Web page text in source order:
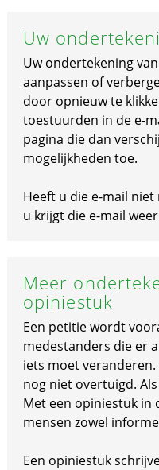
Uw
Uw ondertekening
aanpassen of
door opnieuw te
toestuurden in de e-
pagina die dan
mogelijkheden toe.
Heeft u die e-mail niet
u krijgt die e-mail
Meer
opiniestuk
Een petitie wordt
medestanders die er
iets moet
nog niet overtuigd.
Met een opiniestuk in
mensen zowel
Een opiniestuk